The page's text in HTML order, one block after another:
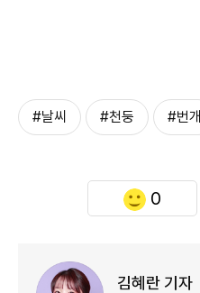
#날씨 #천둥 #번개
0
김혜란 기자